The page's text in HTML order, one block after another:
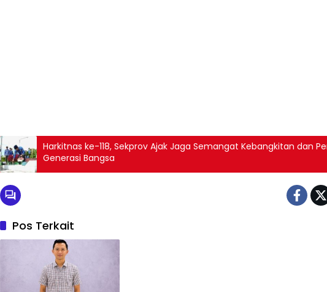
Harkitnas ke-118, Sekprov Ajak Jaga Semangat Kebangkitan dan
Generasi Bangsa
Pos Terkait